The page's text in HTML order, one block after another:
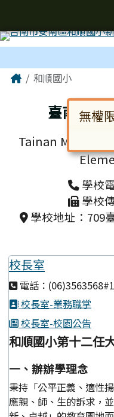
主內容區域
Home和順國小
臺南市安
Tainan
學校
學校
學校地址：709
校長室
電話：
校長室-業務職掌
校長室-校園公告
和順國小第十二任
一、辦辦學理念
秉持「公平正義、適性
應親、師、生的訴求，
頁尾區域
無權
對話